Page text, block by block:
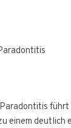
führt
einem deutlich